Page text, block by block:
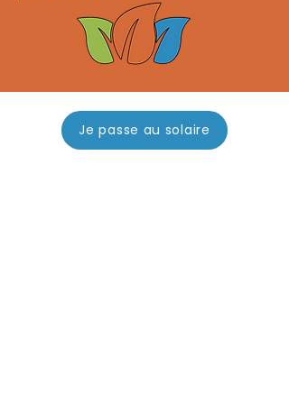
Je passe au solaire